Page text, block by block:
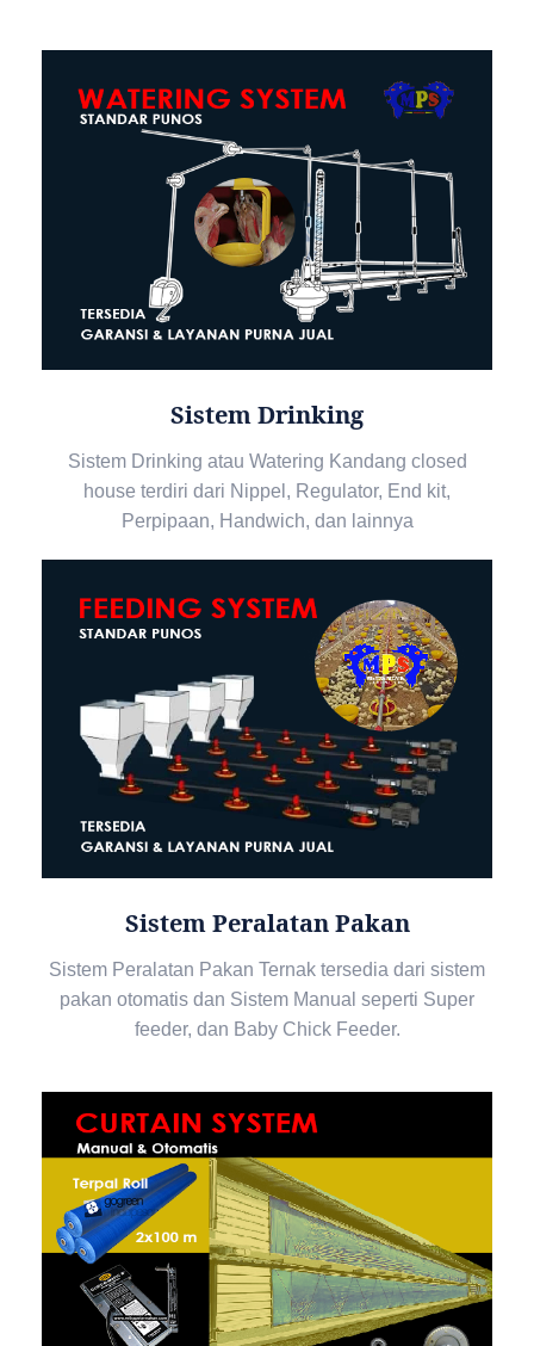
Sistem Drinking
Sistem Drinking atau Watering Kandang closed
house terdiri dari Nippel, Regulator, End kit,
Perpipaan, Handwich, dan lainnya
Sistem Peralatan Pakan
Sistem Peralatan Pakan Ternak tersedia dari sistem
pakan otomatis dan Sistem Manual seperti Super
feeder, dan Baby Chick Feeder.